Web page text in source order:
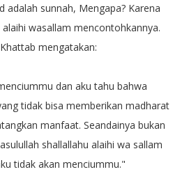
adalah sunnah, Mengapa? Karena
alaihi wasallam mencontohkannya.
mengatakan:
dan aku tahu bahwa
tidak bisa memberikan madharat
manfaat. Seandainya bukan
shallallahu alaihi wa sallam
tidak akan menciummu."